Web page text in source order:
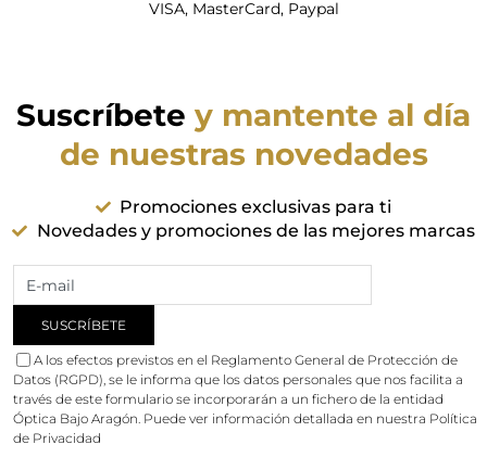
VISA, MasterCard, Paypal
Suscríbete y mantente al día
de nuestras novedades
Promociones exclusivas para ti
Novedades y promociones de las mejores marcas
A los efectos previstos en el Reglamento General de Protección de
Datos (RGPD), se le informa que los datos personales que nos facilita a
través de este formulario se incorporarán a un fichero de la entidad
Óptica Bajo Aragón. Puede ver información detallada en nuestra Política
de Privacidad